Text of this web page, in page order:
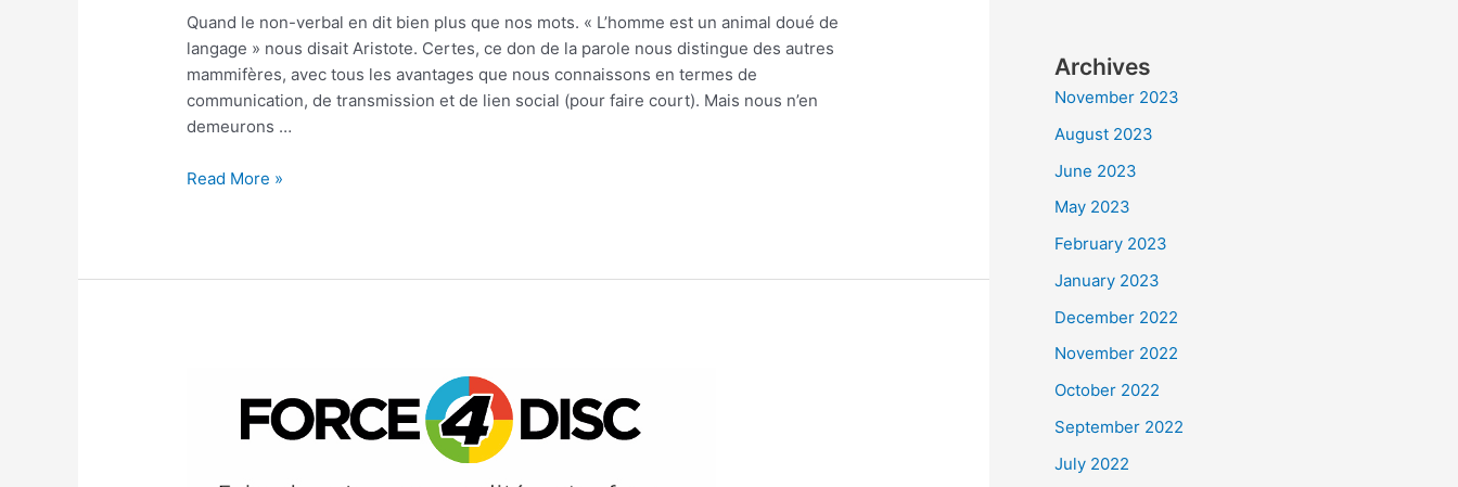
Quand le non-verbal en dit bien plus que nos mots. « L’homme est un animal doué de
langage » nous disait Aristote. Certes, ce don de la parole nous distingue des autres
mammifères, avec tous les avantages que nous connaissons en termes de
communication, de transmission et de lien social (pour faire court). Mais nous n’en
demeurons …
Avant
s’est
Read More »
Archives
November 2023
August 2023
June 2023
May 2023
February 2023
January 2023
December 2022
November 2022
October 2022
September 2022
July 2022